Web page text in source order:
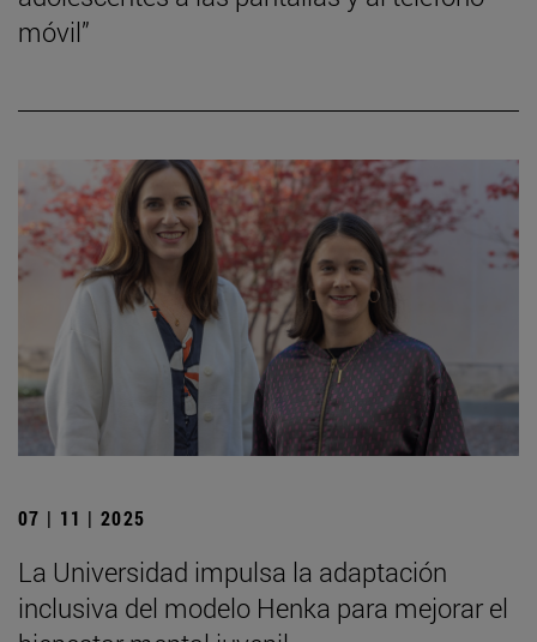
móvil”
07 | 11 | 2025
La Universidad impulsa la adaptación
inclusiva del modelo Henka para mejorar el